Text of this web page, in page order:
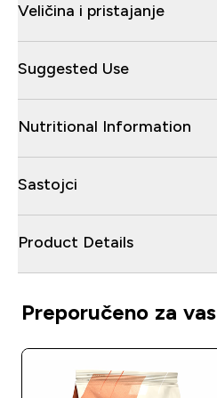
Veličina i pristajanje
Suggested Use
Nutritional Information
Sastojci
Product Details
Preporučeno za vas